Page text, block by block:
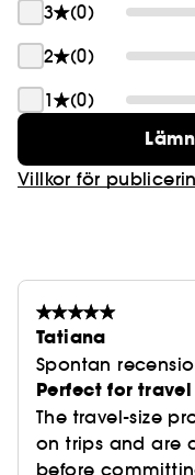
3
(0)
2
(0)
1
(0)
Villkor för
Tatiana
Spontan
Perfect for travel
The travel-size
on trips and are
before